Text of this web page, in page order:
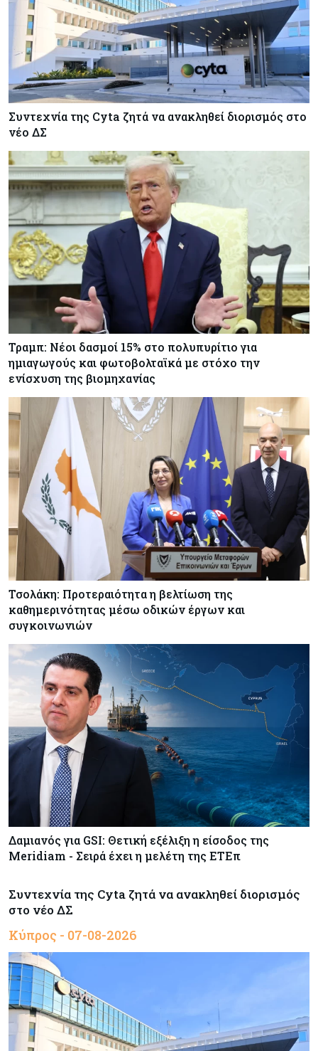
Συντεχνία της Cyta ζητά να ανακληθεί διορισμός στο
νέο ΔΣ
Τραμπ: Νέοι δασμοί 15% στο πολυπυρίτιο για
ημιαγωγούς και φωτοβολταϊκά με στόχο την
ενίσχυση της βιομηχανίας
Τσολάκη: Προτεραιότητα η βελτίωση της
καθημερινότητας μέσω οδικών έργων και
συγκοινωνιών
Δαμιανός για GSI: Θετική εξέλιξη η είσοδος της
Meridiam - Σειρά έχει η μελέτη της ΕΤΕπ
Συντεχνία της Cyta ζητά να ανακληθεί διορισμός
στο νέο ΔΣ
Κύπρος - 07-08-2026